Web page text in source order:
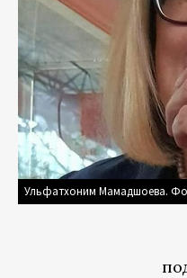
Ульфатхоним Мамадшоева.